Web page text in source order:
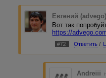
Евгений (advego)
Вот так
https://
#72 Ответить /
Andreiii